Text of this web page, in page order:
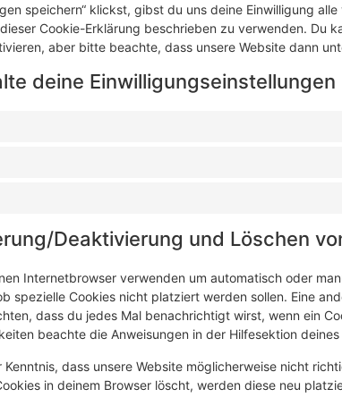
speichern“ klickst, gibst du uns deine Einwilligung
Cookie-Erklärung beschrieben zu verwenden. Du
aber bitte beachte, dass unsere Website dann
deine Einwilligungseinstellungen
Deaktivierung und Löschen
Internetbrowser verwenden um automatisch oder
spezielle Cookies nicht platziert werden sollen. Eine
dass du jedes Mal benachrichtigt wirst, wenn ein
beachte die Anweisungen in der Hilfesektion deines
Kenntnis, dass unsere Website möglicherweise nicht
in deinem Browser löscht, werden diese neu